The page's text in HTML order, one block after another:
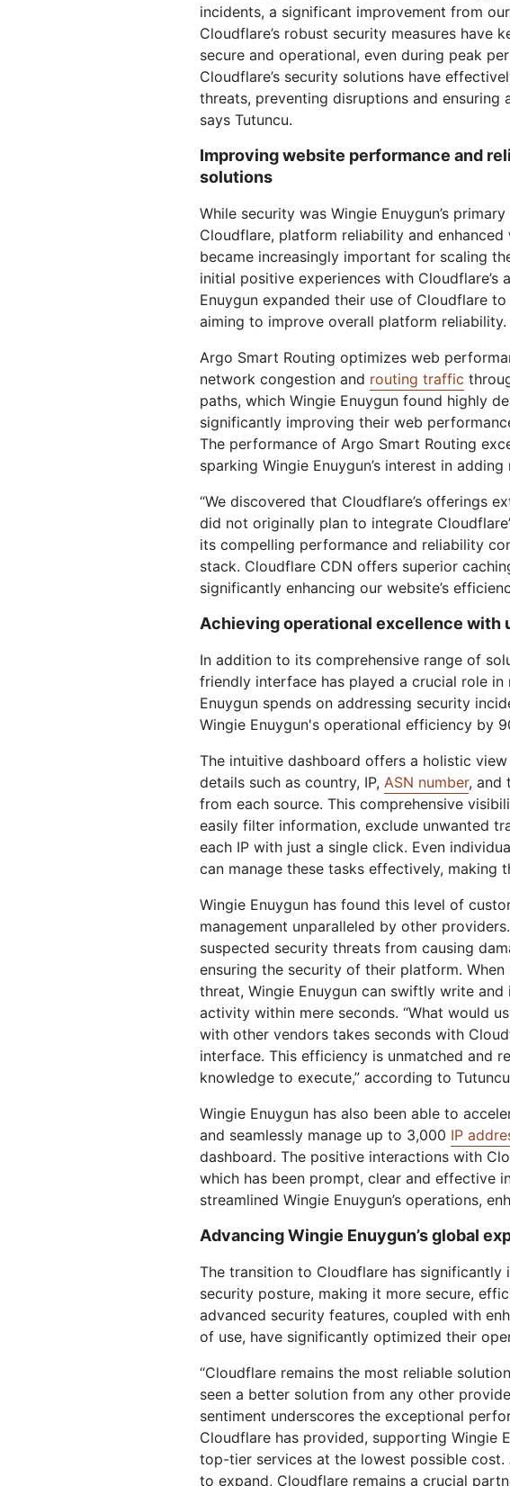
incidents, a significant improvement from
Cloudflare’s robust security measures have
secure and operational, even during peak
Cloudflare’s security solutions have
threats, preventing disruptions and ensuring
says Tutuncu.
Improving website performance and
solutions
While security was Wingie Enuygun’s
Cloudflare, platform reliability and
became increasingly important for scaling
initial positive experiences with Cloudflare’s
Enuygun expanded their use of Cloudflare
aiming to improve overall platform reliability.
Argo Smart Routing optimizes web
network congestion and routing traffic
paths, which Wingie Enuygun found highly
significantly improving their web
The performance of Argo Smart Routing
sparking Wingie Enuygun’s interest in
“We discovered that Cloudflare’s offerings
did not originally plan to integrate
its compelling performance and reliability
stack. Cloudflare CDN offers superior
significantly enhancing our website’s
Achieving operational excellence with
In addition to its comprehensive range of
friendly interface has played a crucial role in
Enuygun spends on addressing security
Wingie Enuygun's operational efficiency by
The intuitive dashboard offers a holistic
details such as country, IP, ASN number, and
from each source. This comprehensive
easily filter information, exclude unwanted
each IP with just a single click. Even
can manage these tasks effectively, making
Wingie Enuygun has found this level of
management unparalleled by other
suspected security threats from causing
ensuring the security of their platform.
threat, Wingie Enuygun can swiftly write
activity within mere seconds. “What would
with other vendors takes seconds with
interface. This efficiency is unmatched and
knowledge to execute,” according to
Wingie Enuygun has also been able to
and seamlessly manage up to 3,000 IP
dashboard. The positive interactions with
which has been prompt, clear and effective
streamlined Wingie Enuygun’s operations,
Advancing Wingie Enuygun’s global
The transition to Cloudflare has significantly
security posture, making it more secure,
advanced security features, coupled with
of use, have significantly optimized their
“Cloudflare remains the most reliable
seen a better solution from any other
sentiment underscores the exceptional
Cloudflare has provided, supporting Wingie
top-tier services at the lowest possible cost.
to expand, Cloudflare remains a crucial